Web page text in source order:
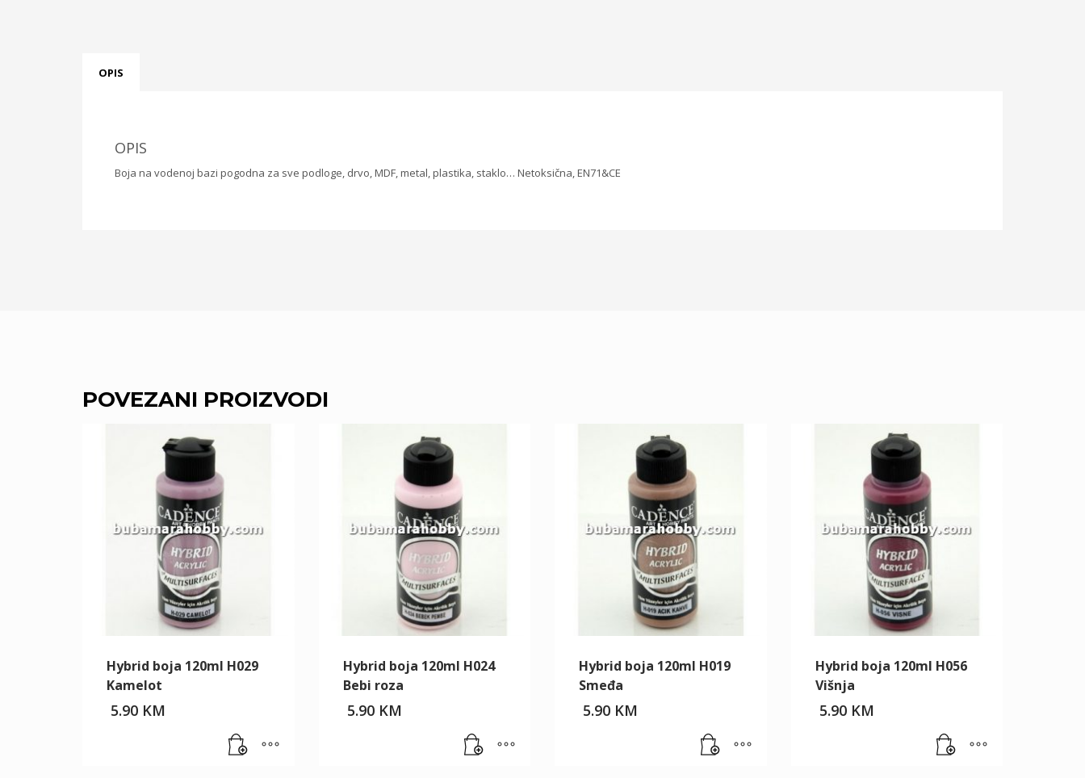
OPIS
OPIS
Boja na vodenoj bazi pogodna za sve podloge, drvo, MDF, metal, plastika, staklo… Netoksična, EN71&CE
POVEZANI PROIZVODI
Hybrid boja 120ml H029
Kamelot
5.90 KM
Hybrid boja 120ml H024
Bebi roza
5.90 KM
Hybrid boja 120ml H019
Smeđa
5.90 KM
Hybrid boja 120ml H056
Višnja
5.90 KM